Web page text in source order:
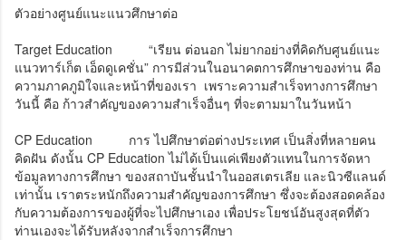
ตัวอย่างศูนย์แนะแนวศึกษาต่อ
Target Education
“เรียน ต่อนอก ไม่ยากอย่างที่คิดกับศูนย์แนะ
แนวทาร์เก็ต เอ็ดดูเคชั่น” การมีส่วนในอนาคตการศึกษาของท่าน คือ
ความภาคภูมิใจและหน้าที่ของเรา เพราะความสำเร็จทางการศึกษา
วันนี้ คือ ก้าวสำคัญของความสำเร็จอื่นๆ ที่จะตามมาในวันหน้า
CP Education
การ ไปศึกษาต่อต่างประเทศ เป็นสิ่งที่หลายคน
คิดฝัน ดังนั้น CP Education ไม่ได้เป็นแค่เพียงตัวแทนในการจัดหา
ข้อมูลทางการศึกษา ของสถาบันชั้นนำในออสเตรเลีย และนิวซีแลนด์
เท่านั้น เราตระหนักถึงความสำคัญของการศึกษา ซึ่งจะต้องสอดคล้อง
กับความต้องการของผู้ที่จะไปศึกษาเอง เพื่อประโยชน์อันสูงสุดที่ตัว
ท่านเองจะได้รับหลังจากสำเร็จการศึกษา